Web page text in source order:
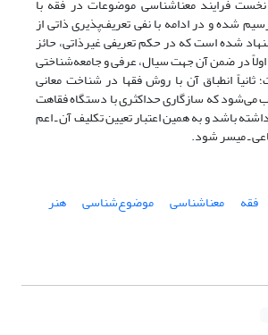
فرایند معناشناسی موضوعات در فقه با
شده و در ادامه با نفی تعریف‌پذیری ذاتی از
شده است که در حکم تعریفی غیرذاتی، حائز
در ضمن آن جهت سیال، عرفی و جامعه‌شناختی
انطباق آن با روش فقها در شناخت معانی
می‌شود که سازگاری حداکثری با دستگاه فقاهت
باشد و به همین اعتبار تعیین تکلیف آن ـ اعم
ـ میسر شود.
فقه معناشناسی موضوع‌شناسی
هنر